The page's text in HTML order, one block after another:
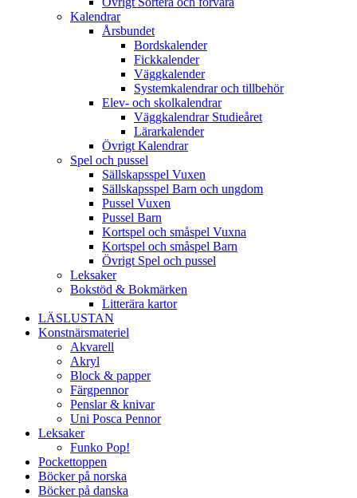
Kalendrar
Årsbundet
Bordskalender
Fickkalender
Väggkalender
Systemkalendrar och tillbehör
Elev- och skolkalendrar
Väggkalendrar Studieåret
Lärarkalender
Övrigt Kalendrar
Spel och pussel
Sällskapsspel Vuxen
Sällskapsspel Barn och ungdom
Pussel Vuxen
Pussel Barn
Kortspel och småspel Vuxna
Kortspel och småspel Barn
Övrigt Spel och pussel
Leksaker
Bokstöd & Bokmärken
Litterära kartor
LÄSLUSTAN
Konstnärsmateriel
Akvarell
Akryl
Block & papper
Färgpennor
Penslar & knivar
Uni Posca Pennor
Leksaker
Funko Pop!
Pockettoppen
Böcker på norska
Böcker på danska